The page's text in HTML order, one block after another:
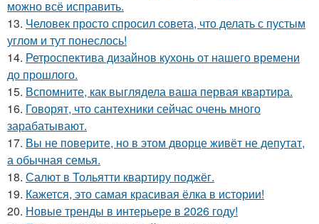
можно всё исправить.
13. Человек просто спросил совета, что делать с пустым
углом и тут понеслось!
14. Ретроспектива дизайнов кухонь от нашего времени
до прошлого.
15. Вспомните, как выглядела ваша первая квартира.
16. Говорят, что сантехники сейчас очень много
зарабатывают.
17. Вы не поверите, но в этом дворце живёт не депутат,
а обычная семья.
18. Салют в Тольятти квартиру поджёг.
19. Кажется, это самая красивая ёлка в истории!
20. Новые тренды в интерьере в 2026 году!